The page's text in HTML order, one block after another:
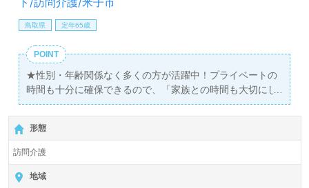
鳥取県 定年65歳
POINT
★性別・年齢関係なく多くの方が活躍中！プライベートの
時間も十分に確保できるので、「家族との時間も大切にし
たい」という方にもお勧めです！
形態
訪問介護
地域